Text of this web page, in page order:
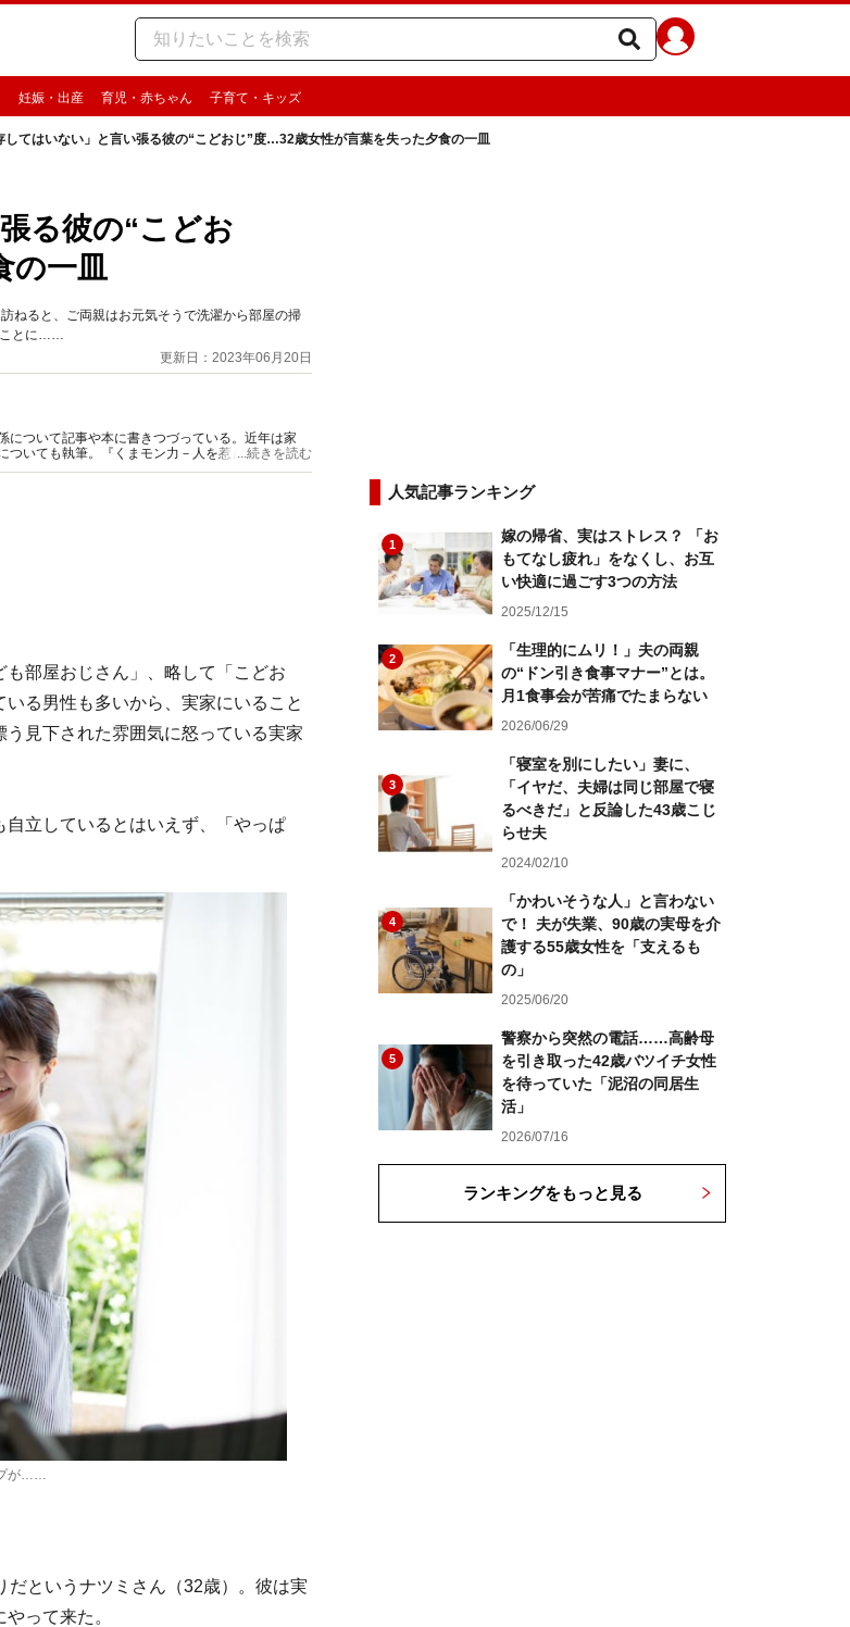
妊娠・出産 育児・赤ちゃん 子育て・キッズ
してはいない」と言い張る彼の“こどおじ”度…32歳女性が言葉を失った夕食の一皿
る彼の“こどお
の一皿
ねると、ご両親はお元気そうで洗濯から部屋の掃
ことに……
更新日：2023年06月20日
について記事や本に書きつづっている。近年は家
ついても執筆。『くまモン力－人を惹きつける愛と
...続きを読む
部屋おじさん」、略して「こどお
る男性も多いから、実家にいること
見下された雰囲気に怒っている実家
立しているとはいえず、「やっぱ
プが……
というナツミさん（32歳）。彼は実
って来た。
人気記事ランキング
1
嫁の帰省、実はストレス？ 「お
もてなし疲れ」をなくし、お互
い快適に過ごす3つの方法
2025/12/15
2
「生理的にムリ！」夫の両親
の“ドン引き食事マナー”とは。
月1食事会が苦痛でたまらない
2026/06/29
3
「寝室を別にしたい」妻に、
「イヤだ、夫婦は同じ部屋で寝
るべきだ」と反論した43歳こじ
らせ夫
2024/02/10
4
「かわいそうな人」と言わない
で！ 夫が失業、90歳の実母を介
護する55歳女性を「支えるも
の」
2025/06/20
5
警察から突然の電話……高齢母
を引き取った42歳バツイチ女性
を待っていた「泥沼の同居生
活」
2026/07/16
ランキングをもっと見る